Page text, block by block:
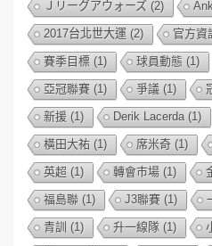
Ｊリーグアウォーズ (2)
2017台北世大運 (2) 官方資
賽季目標 (1) 球員動態 (1)
亞冠聯賽 (1) 爭議 (1)
新援 (1) Derik Lacerda (1)
橫田大祐 (1) 席米奇 (1)
英超 (1) 轉會市場 (1)
福島聯 (1) J3聯賽 (1)
青訓 (1) 升一線隊 (1)